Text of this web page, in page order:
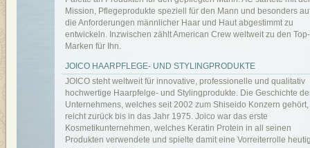
Mission, Pflegeprodukte speziell für den Mann und besonders
die Anforderungen männlicher Haar und Haut abgestimmt zu
entwickeln. Inzwischen zählt American Crew weltweit zu den Top-
Marken für Ihn.
JOICO HAARPFLEGE- UND STYLINGPRODUKTE
JOICO steht weltweit für innovative, professionelle und qualitativ
hochwertige Haarpfelge- und Stylingprodukte. Die Geschichte
Unternehmens, welches seit 2002 zum Shiseido Konzern gehört,
reicht zurück bis in das Jahr 1975. Joico war das erste
Kosmetikunternehmen, welches Keratin Protein in all seinen
Produkten verwendete und spielte damit eine Vorreiterrolle